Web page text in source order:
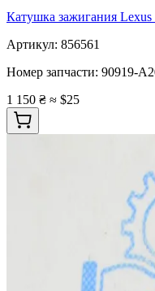
Катушка зажигания
Артикул: 856561
Номер запчасти: 90919-
1 150 ₴ ≈ $25